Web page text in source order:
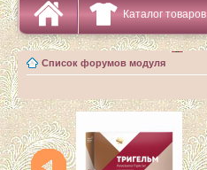
Каталог товаров
Список форумов модуля